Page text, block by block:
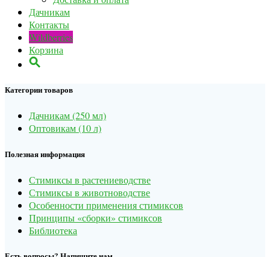
Дачникам
Контакты
Wildberries
Корзина
Категории товаров
Дачникам (250 мл)
Оптовикам (10 л)
Полезная информация
Стимиксы в растениеводстве
Стимиксы в животноводстве
Особенности применения стимиксов
Принципы «сборки» стимиксов
Библиотека